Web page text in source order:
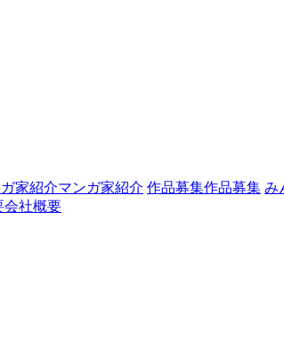
家紹介マンガ家紹介 作品募集作品募集 み
会社概要